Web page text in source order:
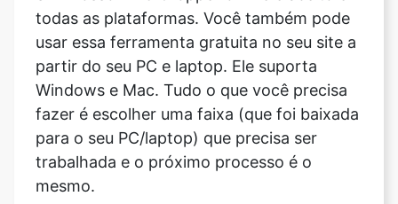
Windows e Mac. Tudo o que você precisa
fazer é escolher uma faixa (que foi baixada
para o seu PC/laptop) que precisa ser
trabalhada e o próximo processo é o
mesmo.
Quais versões do Windows são